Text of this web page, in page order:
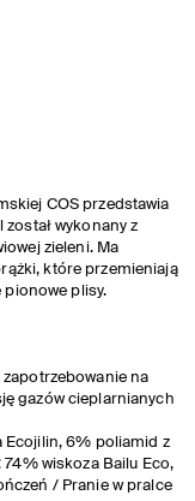
COS przedstawia
wykonany z
zieleni. Ma
które przemieniają
pionowe plisy.
na
gazów cieplarnianych
Ecojilin, 6% poliamid z
wiskoza Bailu Eco,
/ Pranie w pralce